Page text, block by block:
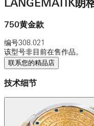
LANGEMATIK朗
750黄金款
编号308.021
该型号非目前在售作品。
联系您的精品店
技术细节